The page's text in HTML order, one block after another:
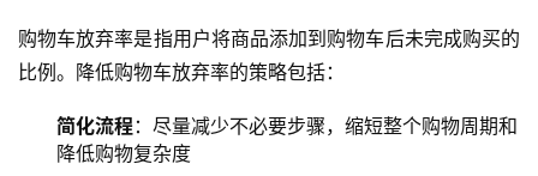
购物车放弃率是指用户将商品添加到购物车后未完成购买的
比例。降低购物车放弃率的策略包括：
简化流程：尽量减少不必要步骤，缩短整个购物周期和
降低购物复杂度